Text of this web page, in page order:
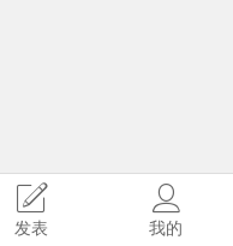
发表 我的